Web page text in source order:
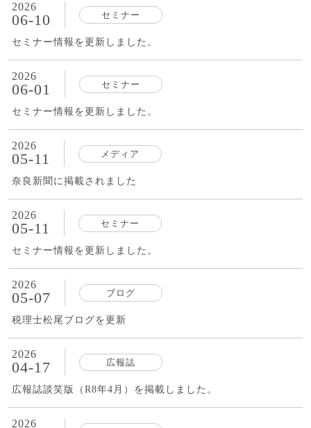
2026
06-10 セミナー
セミナー情報を更新しました。
2026
06-01 セミナー
セミナー情報を更新しました。
2026
05-11 メディア
奈良新聞に掲載されました
2026
05-11 セミナー
セミナー情報を更新しました。
2026
05-07 ブログ
税理士松尾ブログを更新
2026
04-17 広報誌
広報誌談笑版（R8年4月）を掲載しました。
2026